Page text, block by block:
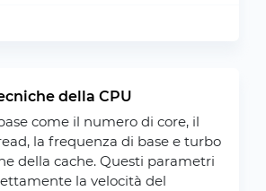
della CPU
come il numero di core, il
la frequenza di base e turbo
della cache. Questi parametri
la velocità del